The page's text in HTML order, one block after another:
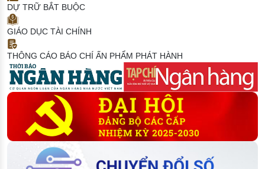
DỰ TRỮ BẮT BUỘC
GIÁO DỤC TÀI CHÍNH
THÔNG CÁO BÁO CHÍ ẤN PHẨM PHÁT HÀNH